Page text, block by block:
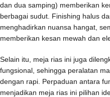
dan dua samping) memberikan
berbagai sudut. Finishing halus
menghadirkan nuansa hangat,
memberikan kesan mewah dan
Selain itu, meja rias ini juga
fungsional, sehingga peralatan
dengan rapi. Perpaduan antara
menjadikan meja rias ini pilihan